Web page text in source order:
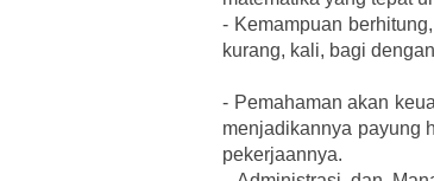
- Kemampuan
kurang, kali, bagi
- Pemahaman akan
menjadikannya payung
pekerjaannya.